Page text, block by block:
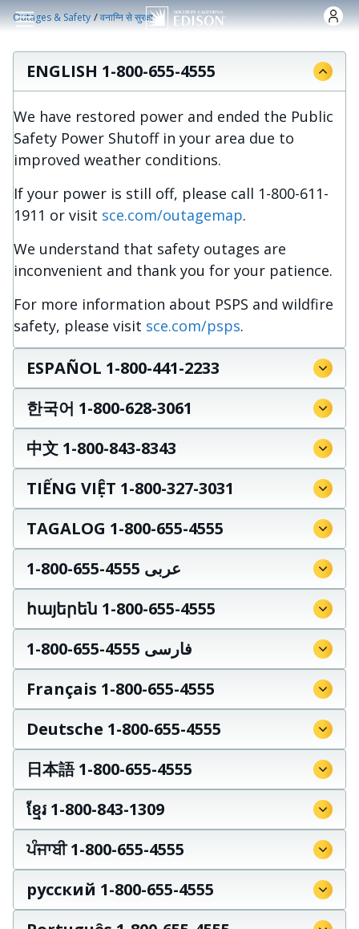
Skip to main content
Outages & Safety /वनाग्नि से सुरक्षा
ENGLISH 1-800-655-4555
We have restored power and ended the Public
Safety Power Shutoff in your area due to
improved weather conditions.
If your power is still off, please call 1-800-611-
1911 or visit sce.com/outagemap.
We understand that safety outages are
inconvenient and thank you for your patience.
For more information about PSPS and wildfire
safety, please visit sce.com/psps.
ESPAÑOL 1-800-441-2233
한국어 1-800-628-3061
中文 1-800-843-8343
TIẾNG VIỆT 1-800-327-3031
TAGALOG 1-800-655-4555
عربى 4555-655-800-1
հայերեն 1-800-655-4555
فارسی 4555-655-800-1
Français 1-800-655-4555
Deutsche 1-800-655-4555
日本語 1-800-655-4555
ខ្មែរ 1-800-843-1309
ਪੰਜਾਬੀ 1-800-655-4555
русский 1-800-655-4555